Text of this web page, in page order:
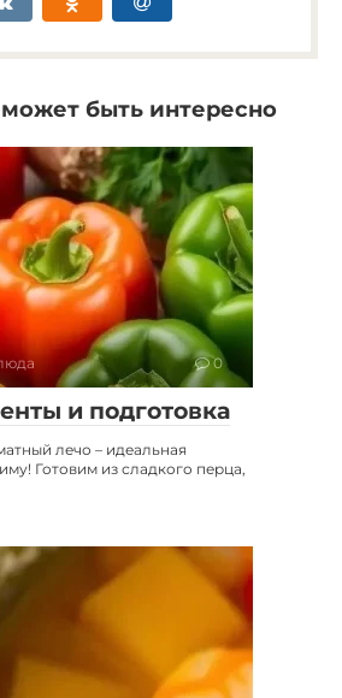
быть интересно
0
и подготовка
лечо – идеальная
Готовим из сладкого перца,